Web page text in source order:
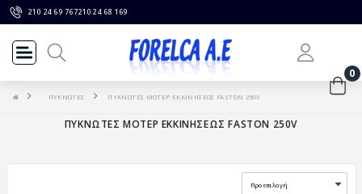
210 24 69 767210 24 68 169
0
ΠΥΚΝΩΤΕΣ ΠΥΚΝΩΤΕΣ ΜΟΤΕΡ ΕΚΚΙΝΗΣΕΩΣ FASTON 250V
ΠΥΚΝΩΤΕΣ ΜΟΤΕΡ ΕΚΚΙΝΗΣΕΩΣ FASTON 250V